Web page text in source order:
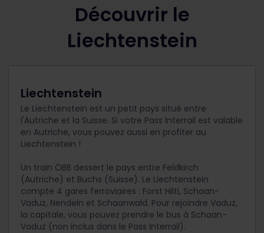
Découvrir le
Liechtenstein
Liechtenstein
Le Liechtenstein est un petit pays situé entre
l'Autriche et la Suisse. Si votre Pass Interrail est valable
en Autriche, vous pouvez aussi en profiter au
Liechtenstein !
Un train ÖBB dessert le pays entre Feldkirch
(Autriche) et Buchs (Suisse). Le Liechtenstein
compte 4 gares ferroviaires : Forst Hilti, Schaan-
Vaduz, Nendeln et Schaanwald. Pour rejoindre Vaduz,
la capitale, vous pouvez prendre le bus à Schaan-
Vaduz (non inclus dans le Pass Interrail).